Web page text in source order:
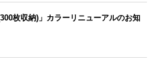
枚収納)」カラーリニューアルのお知